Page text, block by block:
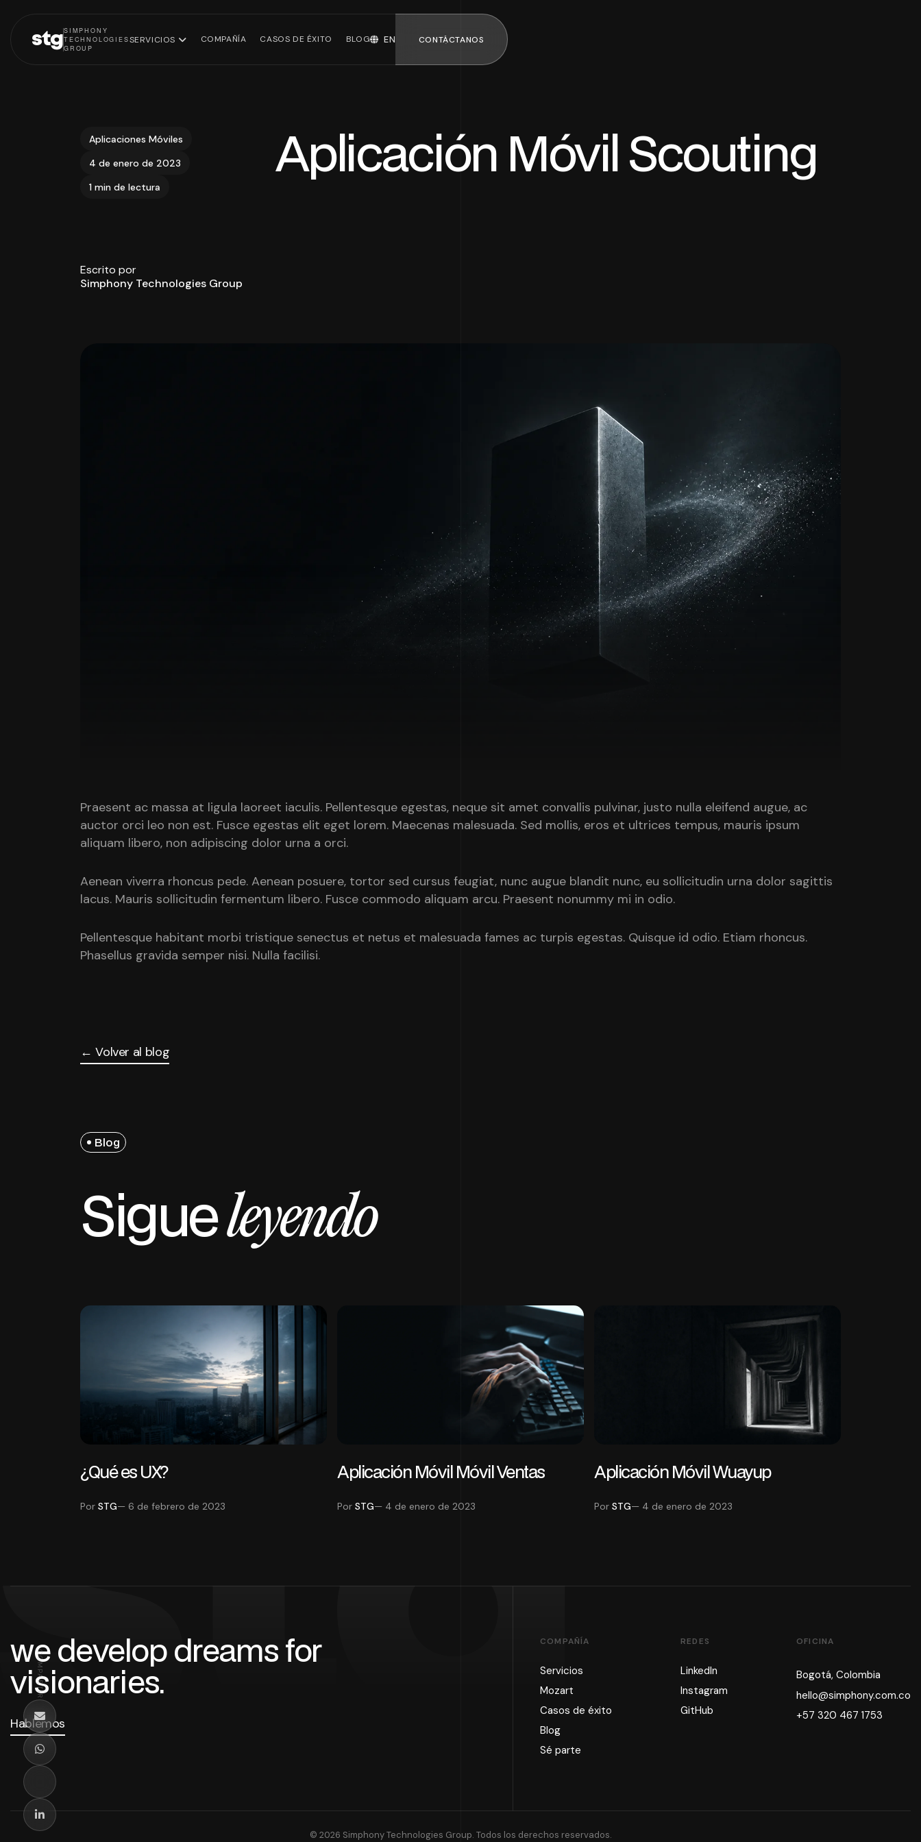
stgSIMPHONY
TECHNOLOGIES
GROUP
SERVICIOS
Software
empresarial
Estrategia de
Equipos de
tecnología
Mozart · ERP
con IA
COMPAÑÍA CASOS DE ÉXITO BLOG EN CONTÁCTANOS
CONTÁCTANOS
COMPARTIR
Aplicaciones Móviles
4 de enero de 2023
1 min de lectura
Escrito por
Simphony Technologies Group
Aplicación Móvil Scouting
Praesent ac massa at ligula laoreet iaculis. Pellentesque egestas, neque sit amet convallis pulvinar, justo nulla eleifend augue, ac
auctor orci leo non est. Fusce egestas elit eget lorem. Maecenas malesuada. Sed mollis, eros et ultrices tempus, mauris ipsum
aliquam libero, non adipiscing dolor urna a orci.
Aenean viverra rhoncus pede. Aenean posuere, tortor sed cursus feugiat, nunc augue blandit nunc, eu sollicitudin urna dolor sagittis
lacus. Mauris sollicitudin fermentum libero. Fusce commodo aliquam arcu. Praesent nonummy mi in odio.
Pellentesque habitant morbi tristique senectus et netus et malesuada fames ac turpis egestas. Quisque id odio. Etiam rhoncus.
Phasellus gravida semper nisi. Nulla facilisi.
← Volver al blog
Blog
Sigueleyendo
¿Qué es UX?
Por STG— 6 de febrero de 2023
Aplicación Móvil Móvil Ventas
Por STG— 4 de enero de 2023
Aplicación Móvil Wuayup
Por STG— 4 de enero de 2023
we develop dreams for
visionaries.
Hablemos
COMPAÑÍA
Servicios
Mozart
Casos de éxito
Blog
Sé parte
REDES
LinkedIn
Instagram
GitHub
OFICINA
Bogotá, Colombia
hello@simphony.com.co
+57 320 467 1753
© 2026 Simphony Technologies Group. Todos los derechos reservados.